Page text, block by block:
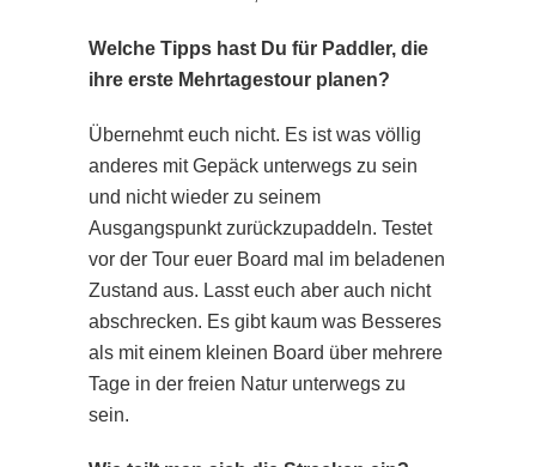
Welche Tipps hast Du für Paddler, die
ihre erste Mehrtagestour planen?
Übernehmt euch nicht. Es ist was völlig
anderes mit Gepäck unterwegs zu sein
und nicht wieder zu seinem
Ausgangspunkt zurückzupaddeln. Testet
vor der Tour euer Board mal im beladenen
Zustand aus. Lasst euch aber auch nicht
abschrecken. Es gibt kaum was Besseres
als mit einem kleinen Board über mehrere
Tage in der freien Natur unterwegs zu
sein.